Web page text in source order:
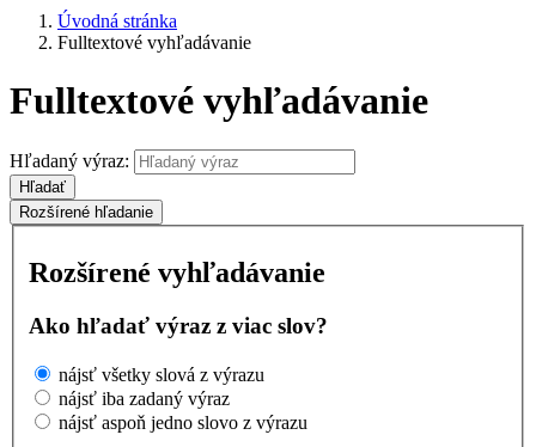
Úvodná stránka
Fulltextové vyhľadávanie
Fulltextové vyhľadávanie
Hľadaný výraz:
Hľadať
Rozšírené hľadanie
Rozšírené vyhľadávanie
Ako hľadať výraz z viac slov?
nájsť všetky slová z výrazu
nájsť iba zadaný výraz
nájsť aspoň jedno slovo z výrazu